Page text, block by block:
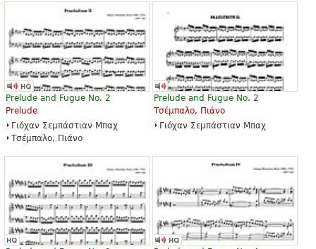
Prelude and Fugue No. 2
Prelude
Γιόχαν Σεμπάστιαν Μπαχ
Τσέμπαλο, Πιάνο
Prelude and Fugue No. 2
Τσέμπαλο, Πιάνο
Γιόχαν Σεμπάστιαν Μπαχ